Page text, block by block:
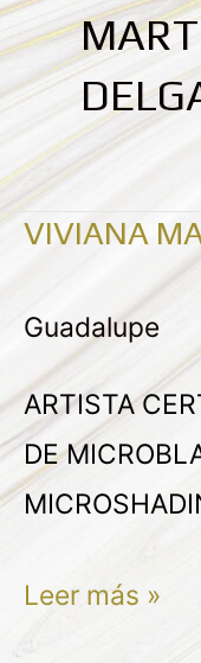
VIVIANA
Guadalupe
ARTISTA
DE
VIVIANA
MARTINEZ
DELGADO
Leer más »